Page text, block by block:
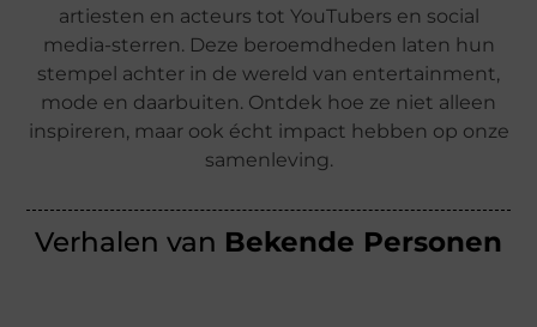
artiesten en acteurs tot YouTubers en social
media-sterren. Deze beroemdheden laten hun
stempel achter in de wereld van entertainment,
mode en daarbuiten. Ontdek hoe ze niet alleen
inspireren, maar ook écht impact hebben op onze
samenleving.
Verhalen van Bekende Personen